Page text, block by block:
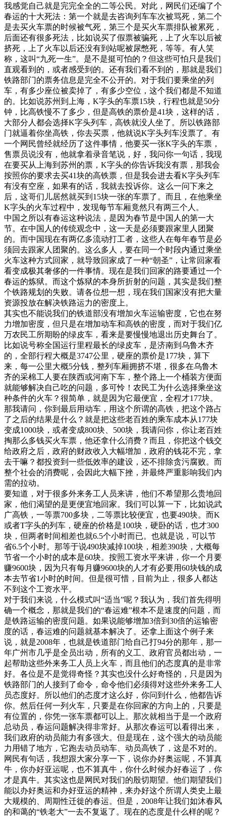
我感觉自己就是完完全全的二等公民。对此，网民们还编了个
春运的十大死法：第一个就是去咨询列车车次被骂死，第二个
是去买火车票的时候被气死，第三个是买火车票排队被累死，
后面还有很多死法，比如说买了假票被骗死，上了火车以后被
挤死，上了火车以后还没有到站呢被尿憋死，等等。有人笑
称，这叫“九死一生”。是不是挺可怕的？但这些可怕只是我们
直观看到的，或者感受到的。还有我们看不到的，那就是我们
铁路部门的票务信息是完全不公开的。对于我们要乘坐的列
车，有多少座位被卖掉了，有多少空位，这个我们都是不知道
的。比如说苏州到上海，K字头的车票15块，行程也就是50分
钟，比高铁慢不了多少，但是高铁的票价是41块，这样的话，
大部分人都会选择K字头列车，高铁就没人坐了。所以铁路部
门就逼着你坐高铁，你去买票，他就说K字头列车没票了。有
一个网民曾经就经历了这件事情，他要买一张K字头的车票，
售票员说没有，他就拿着录音笔说，好，我问你一句话，我现
在要买从上海到苏州的票，K字头的你告诉我没有票，那我会
按照你的要求去买41块的高铁票，但是我会进去看K字头列车
有没有空座，如果有的话，我就去投诉你。这么一问下来之
后，这哥们儿居然就买到15块一张的车票了。而且，在他乘坐
K字头的火车过程中，发现每节车厢竟然只有两三个人。
中国之所以有春运这种说法，是因为春节是中国人的第一大
节。在中国人的传统观念中，这一天是必须要跟家里人团聚
的。而中国现在有两亿多流动打工者，这些人在每年春节是必
须回去跟家人团聚的。这么多人，要在同一个时段内通过乘坐
火车这种方式回家，就导致回家成了一种“朝圣”，让常回家看
看变成极其奢侈的一件事情。现在是我们回家的路要通过一个
春运的炼狱。而这个炼狱的本身所折射的问题，其实是我们整
个铁路规划的失败。请各位想一想，现在我们国家没有把大量
资源投放在解决铁路运力的密度上。
其实也不能说我们的铁道部没有增加火车运输密度，它也在努
力增加密度，但只是在增加动车和高铁的密度，而对于我们亿
万农民工所期盼的绿皮车，看来是要慢慢地退出历史舞台了。
比如说号称全国运行里程最长的绿皮车，是济南到乌鲁木齐
的，全部行程大概是3747公里，硬座的票价是177块，算下
来，每一公里大概5分钱，整列车厢拥挤不堪，很多在乌鲁木
齐的采棉工人要在陕西或河南下车，整个路上一个桶装方便面
就能够解决自己吃的问题，多可怜！农民工为什么选择乘坐这
种条件的火车？很简单，就是因为它最便宜，全程才177块。
那我请问，你到最后用动车，用这个所谓的高铁，把这个路占
了之后的结果是什么？就是把这些老百姓的乘车成本从177块
变成1000块，或者变成800块、500块，我请问你，你让老百姓
掏那么多钱买火车票，他还拿什么消费？而且，你把这个钱交
给政府之后，政府的财政收入大幅增加，政府的钱花不完，拿
去干嘛？都投资到一些低效率的建设，还不排除贪污腐败。而
整个社会的消费呢，会因此大幅下挫，并最终严重影响我们内
需的拉动。
要知道，对于很多外来务工人员来讲，他们不希望那么贵地回
家，他们渴望的是更便宜地回家。我们可以算一下，比如说武
广高铁，一等票700多块，二等票比较便宜，也要490块。而K
或者T字头的列车，硬座的价格是100块，硬卧的话，也才300
块，但两者时间相差也就6.5个小时而已。也就是说，可以节
省6.5个小时。那等于说490块减掉100块，相差390块，大概每
节省一个小时的成本是60块。按照工资水平来讲，你一个月要
赚9600块，因为只有每月赚9600块的人才有必要用60块钱的成
本去节省1小时的时间。但是很可惜，目前为止，很多人都达
不到这个工资水平。
对于我们来说，什么模式叫“适当”呢？我认为，我们首先得明
确一个概念，那就是我们的“春运难”根本不是速度的问题，而
是铁路运输的密度问题。如果说能够增加3倍到30倍的运输密
度的话，春运难的问题就基本解决了。还拿上面这个例子来
说，就是2008年，也就是铁道部门给自己打94分的那年，那一
年广州市几乎是全员出动，所有的义工、政府官员都出动，一
起帮助这些外来务工人员上火车，而且他们的态度真的是非常
好。各位是不是觉得奇怪？其实也没什么好奇怪的，只是因为
铁路部门的人接到了命令，命令他们必须得对这些外来务工人
员态度好。所以他们的态度才这么好，你问到什么，他都告诉
你。然后任何一列火车，只要是在你回家的方向上的，只要是
有位置的，你凭一张车票都可以上。那次就相当于是一个政府
总动员，春运问题解决得非常好。从那次春运可以看得出来，
我们政府的动员能力有多强大。但是现在，这个强大的动员能
力用错了地方，它跑去动员动车、动员高铁了，这是不对的。
网民有句话，我想跟大家分享一下，说你办好奥运呢，不算真
牛，你办好亚运呢，也不算真牛，你什么时候办好春运了，你
才是真牛。其实这也是网民对我们的殷切期望。他们期望我们
能以办好奥运和办好亚运的精神，来办好这个所谓人类史上最
大规模的、周期性迁徙的春运。但是，2008年让我们如沐春风
的和蔼的“铁老大”一去不复返了。现在的态度是什么样的呢？